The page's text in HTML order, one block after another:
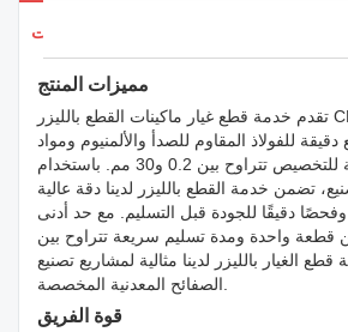
تفاصيل المنتجات
مميزات المنتج
تقدم خدمة قطع غيار ماكينات القطع بالليزر CNC لدينا خدمات قطع
للفولاذ المقاوم للصدأ والألمنيوم ومواد
أخرى بسماكات قابلة للتخصيص تتراوح بين 0.2 و30 مم. باستخدام
تضمن خدمة القطع بالليزر لدينا دقة عالية
مم) وفحصًا دقيقًا للجودة قبل التسليم. مع حد أدنى
واحدة ومدة تسليم سريعة تتراوح بين
قطع الغيار بالليزر لدينا مثالية لمشاريع تصنيع
قوة الفريق